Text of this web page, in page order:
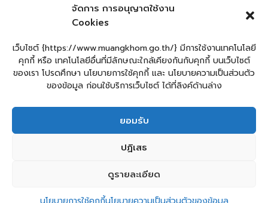
จัดการ การอนุญาตใช้งาน
Cookies
เว็บไซต์ {https://www.muangkhom.go.th/} มีการใช้งานเทคโนโลยี
คุกกี้ หรือ เทคโนโลยีอื่นที่มีลักษณะใกล้เคียงกันกับคุกกี้ บนเว็บไซต์
ของเรา โปรดศึกษา นโยบายการใช้คุกกี้ และ นโยบายความเป็นส่วนตัว
ของข้อมูล ก่อนใช้บริการเว็บไซต์ ได้ที่ลิงค์ด้านล่าง
ยอมรับ
ปฏิเสธ
ดูรายละเอียด
0
แผนผังเว็บไซต์
Login
เข้าสู่ระบบ
ติดต่อ อบต.